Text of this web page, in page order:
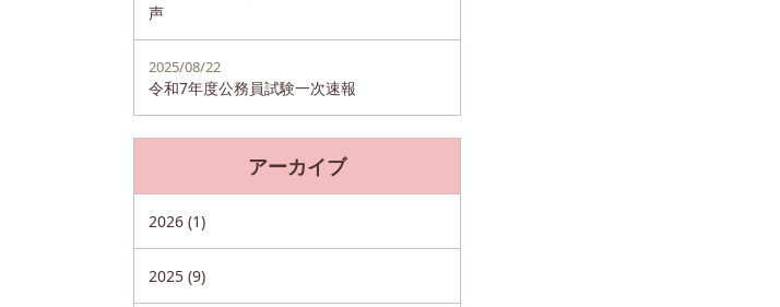
声
2025/08/22
令和7年度公務員試験一次速報
アーカイブ
2026 (1)
2025 (9)